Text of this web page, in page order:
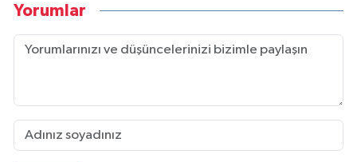
Yorumlar